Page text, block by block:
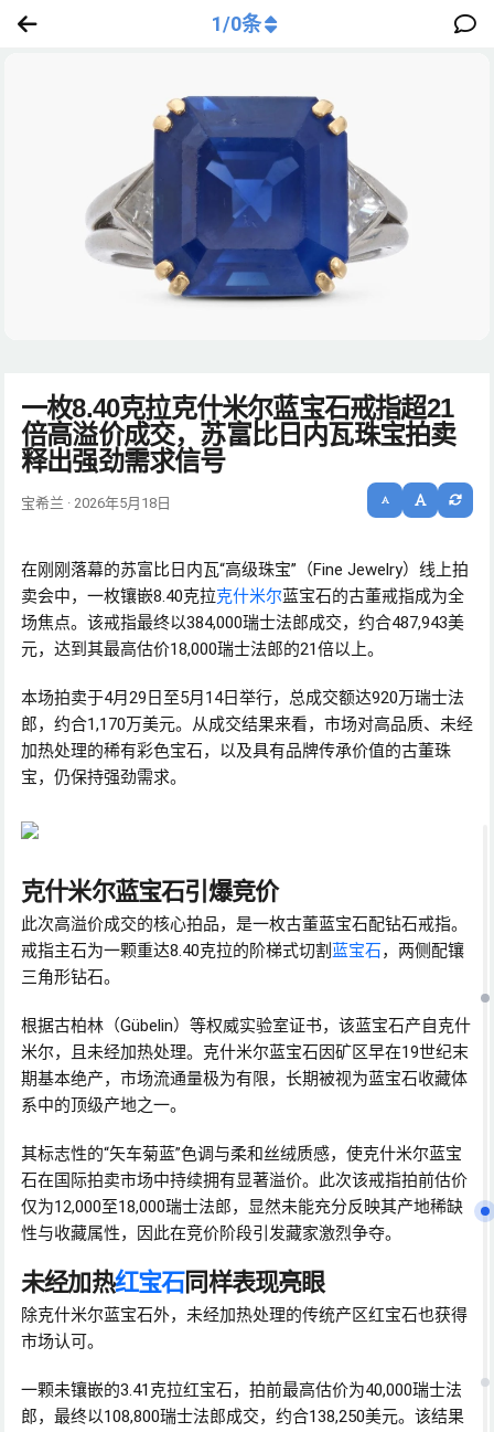
一枚8.40克拉克什米尔蓝宝石戒指超21
倍高溢价成交，苏富比日内瓦珠宝拍卖
释出强劲需求信号
宝希兰 · 2026年5月18日
在刚刚落幕的苏富比日内瓦“高级珠宝”（Fine Jewelry）线上拍
卖会中，一枚镶嵌8.40克拉克什米尔蓝宝石的古董戒指成为全
场焦点。该戒指最终以384,000瑞士法郎成交，约合487,943美
元，达到其最高估价18,000瑞士法郎的21倍以上。
本场拍卖于4月29日至5月14日举行，总成交额达920万瑞士法
郎，约合1,170万美元。从成交结果来看，市场对高品质、未经
加热处理的稀有彩色宝石，以及具有品牌传承价值的古董珠
宝，仍保持强劲需求。
克什米尔蓝宝石引爆竞价
此次高溢价成交的核心拍品，是一枚古董蓝宝石配钻石戒指。
戒指主石为一颗重达8.40克拉的阶梯式切割蓝宝石，两侧配镶
三角形钻石。
根据古柏林（Gübelin）等权威实验室证书，该蓝宝石产自克什
米尔，且未经加热处理。克什米尔蓝宝石因矿区早在19世纪末
期基本绝产，市场流通量极为有限，长期被视为蓝宝石收藏体
系中的顶级产地之一。
其标志性的“矢车菊蓝”色调与柔和丝绒质感，使克什米尔蓝宝
石在国际拍卖市场中持续拥有显著溢价。此次该戒指拍前估价
仅为12,000至18,000瑞士法郎，显然未能充分反映其产地稀缺
性与收藏属性，因此在竞价阶段引发藏家激烈争夺。
未经加热红宝石同样表现亮眼
除克什米尔蓝宝石外，未经加热处理的传统产区红宝石也获得
市场认可。
一颗未镶嵌的3.41克拉红宝石，拍前最高估价为40,000瑞士法
郎，最终以108,800瑞士法郎成交，约合138,250美元。该结果
1/0条